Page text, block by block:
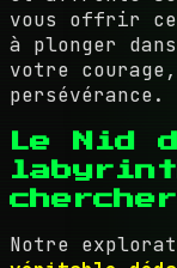
vous offrir ce
à plonger
votre
persévérance.
Le Nid
chercher
Notre